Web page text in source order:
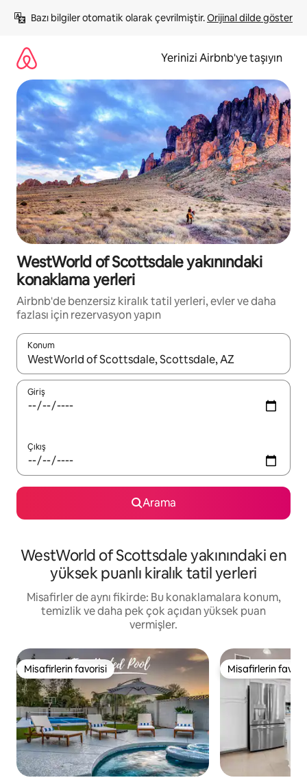
atla
Bazı bilgiler otomatik olarak çevrilmiştir. Orijinal dilde göster
Yerinizi Airbnb'ye taşıyın
WestWorld of Scottsdale yakınındaki
konaklama yerleri
Airbnb'de benzersiz kiralık tatil yerleri, evler ve daha
fazlası için rezervasyon yapın
Konum
Sonuçlar kullanılabilir olduğunda yukarı ve aşağı oklarıyla
Giriş
Çıkış
Arama
WestWorld of Scottsdale yakınındaki en
yüksek puanlı kiralık tatil yerleri
Misafirler de aynı fikirde: Bu konaklamalara konum,
temizlik ve daha pek çok açıdan yüksek puan
vermişler.
Misafirlerin favorisi
Misafirlerin favorisi Misafirlerin
Misafirlerin